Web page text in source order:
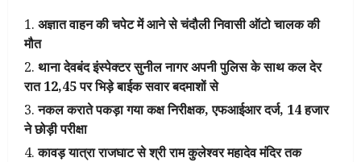
अज्ञात वाहन की चपेट में आने से चंदौली निवासी ऑटो चालक की
मौत
थाना देवबंद इंस्पेक्टर सुनील नागर अपनी पुलिस के साथ कल देर
रात 12,45 पर भिड़े बाईक सवार बदमाशों से
नकल कराते पकड़ा गया कक्ष निरीक्षक, एफआईआर दर्ज, 14 हजार
ने छोड़ी परीक्षा
कावड़ यात्रा राजघाट से श्री राम कुलेश्वर महादेव मंदिर तक